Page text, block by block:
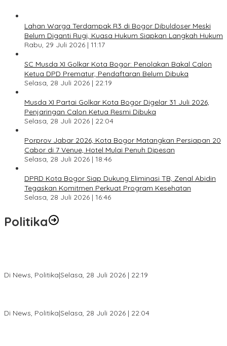
Lahan Warga Terdampak R3 di Bogor Dibuldoser Meski
Belum Diganti Rugi, Kuasa Hukum Siapkan Langkah Hukum
Rabu, 29 Juli 2026 | 11:17
SC Musda XI Golkar Kota Bogor: Penolakan Bakal Calon
Ketua DPD Prematur, Pendaftaran Belum Dibuka
Selasa, 28 Juli 2026 | 22:19
Musda XI Partai Golkar Kota Bogor Digelar 31 Juli 2026,
Penjaringan Calon Ketua Resmi Dibuka
Selasa, 28 Juli 2026 | 22:04
Porprov Jabar 2026, Kota Bogor Matangkan Persiapan 20
Cabor di 7 Venue, Hotel Mulai Penuh Dipesan
Selasa, 28 Juli 2026 | 18:46
DPRD Kota Bogor Siap Dukung Eliminasi TB, Zenal Abidin
Tegaskan Komitmen Perkuat Program Kesehatan
Selasa, 28 Juli 2026 | 16:46
Politika
Di News, Politika|Selasa, 28 Juli 2026 | 22:19
Di News, Politika|Selasa, 28 Juli 2026 | 22:04